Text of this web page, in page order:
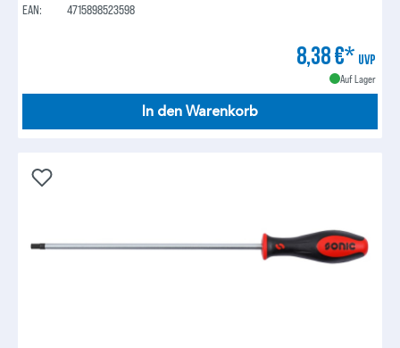
EAN:
4715898523598
8,38 €* UVP
Auf Lager
In den Warenkorb